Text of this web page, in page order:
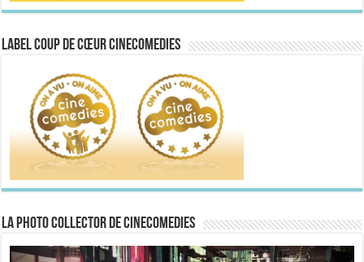
Label Coup de Cœur CineComedies
La Photo collector de CineComedies